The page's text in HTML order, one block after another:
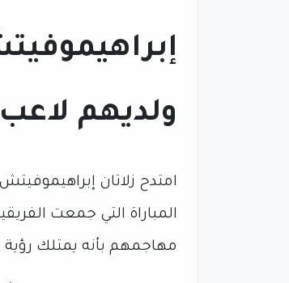
ولديهم
امتدح زلاتان
مهاجمهم بأنه يمتلك رؤية